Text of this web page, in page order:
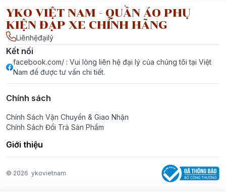
YKO VIỆT NAM - QUẦN ÁO PHỤ
KIỆN ĐẠP XE CHÍNH HÃNG
Liênhệđạilý
Kết nối
facebook.com/ : Vui lòng liên hệ đại lý của chúng tôi tại Việt
Nam để được tư vấn chi tiết.
Chính sách
Chính Sách Vận Chuyển & Giao Nhận
Chính Sách Đổi Trả Sản Phẩm
Giới thiệu
© 2026 ykovietnam